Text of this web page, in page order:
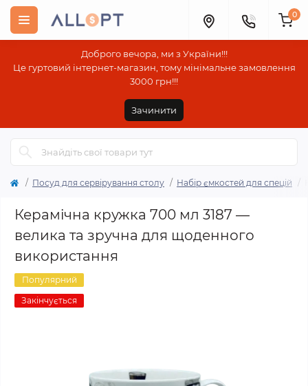
Доброго вечора, ми з України!!!
Це гуртовий інтернет-магазин, тому мінімальне замовлення
3000 грн!!!
Зачинити
0
Посуд для сервірування столу Набір ємкостей для спецій
Керамічна кружка 700 мл 3187 —
велика та зручна для щоденного
використання
Популярний
Закінчується